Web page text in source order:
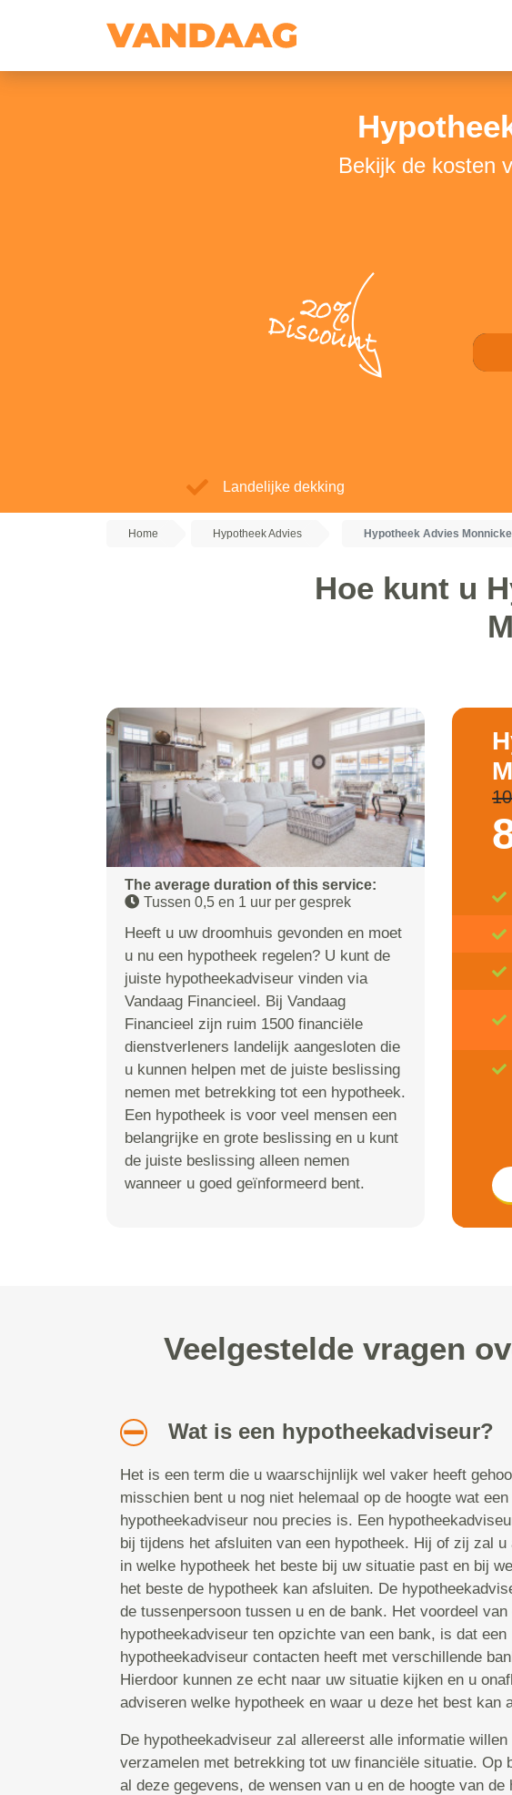
Bekijk de kosten
20%
Discount
Landelijke dekking
Home Hypotheek Advies Hypotheek Advies
Hoe kunt u
The average duration of this service:
Tussen 0,5 en 1 uur per gesprek
Heeft u uw droomhuis gevonden en moet
u nu een hypotheek regelen? U kunt de
juiste hypotheekadviseur vinden via
Vandaag Financieel. Bij Vandaag
Financieel zijn ruim 1500 financiële
dienstverleners landelijk aangesloten die
u kunnen helpen met de juiste beslissing
nemen met betrekking tot een hypotheek.
Een hypotheek is voor veel mensen een
belangrijke en grote beslissing en u kunt
de juiste beslissing alleen nemen
wanneer u goed geïnformeerd bent.
Veelgestelde vragen
Wat is een hypotheekadviseur?
Het is een term die u waarschijnlijk wel vaker heeft
misschien bent u nog niet helemaal op de hoogte wat een
hypotheekadviseur nou precies is. Een
bij tijdens het afsluiten van een hypotheek. Hij of zij zal u
in welke hypotheek het beste bij uw situatie past en bij
het beste de hypotheek kan afsluiten. De
de tussenpersoon tussen u en de bank. Het voordeel van
hypotheekadviseur ten opzichte van een bank, is dat een
hypotheekadviseur contacten heeft met verschillende
Hierdoor kunnen ze echt naar uw situatie kijken en u
adviseren welke hypotheek en waar u deze het best kan
De hypotheekadviseur zal allereerst alle informatie willen
verzamelen met betrekking tot uw financiële situatie. Op
al deze gegevens, de wensen van u en de hoogte van de